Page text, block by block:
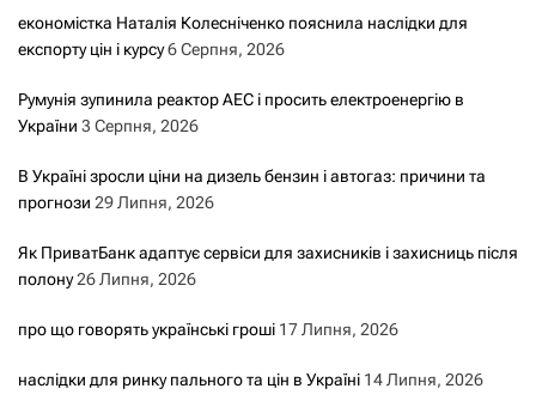
економістка Наталія Колесніченко пояснила наслідки для
експорту цін і курсу6 Серпня, 2026
Румунія зупинила реактор АЕС і просить електроенергію в
України 3 Серпня, 2026
В Україні зросли ціни на дизель бензин і автогаз: причини та
прогнози 29 Липня, 2026
Як ПриватБанк адаптує сервіси для захисників і захисниць після
полону26 Липня, 2026
про що говорять українські гроші 17 Липня, 2026
наслідки для ринку пального та цін в Україні 14 Липня, 2026